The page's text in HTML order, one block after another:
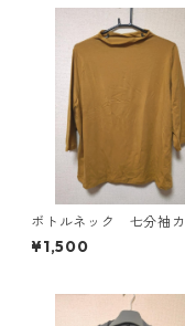
ボトルネック 七分袖
ソー ４Ｌ マスター
E-4816
¥1,500